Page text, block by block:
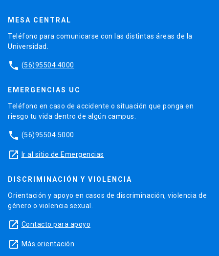
MESA CENTRAL
Teléfono para comunicarse con las distintas áreas de la
Universidad.
phone (56)95504 4000
EMERGENCIAS UC
Teléfono en caso de accidente o situación que ponga en
riesgo tu vida dentro de algún campus.
phone (56)95504 5000
launch Ir al sitio de Emergencias
DISCRIMINACIÓN Y VIOLENCIA
Orientación y apoyo en casos de discriminación, violencia de
género o violencia sexual.
launch Contacto para apoyo
launch Más orientación